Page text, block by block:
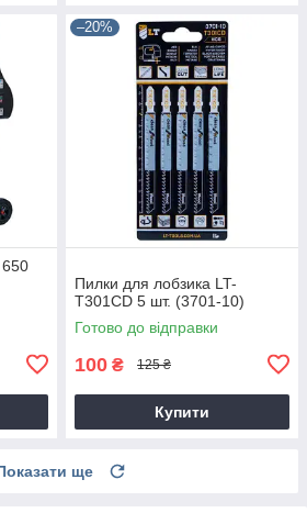
650
–20%
Пилки для лобзика LT-
T301CD 5 шт. (3701-10)
Готово до відправки
100 ₴ 125 ₴
Купити
ще